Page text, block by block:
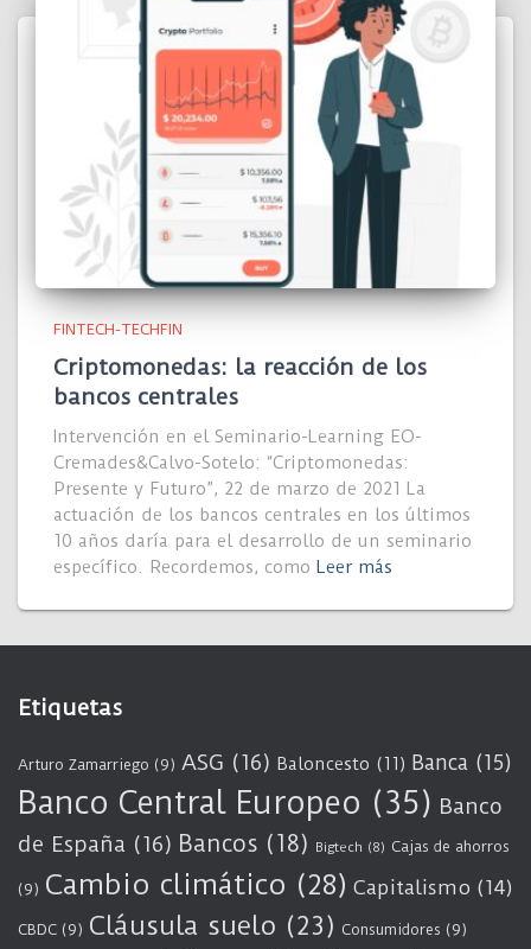
FINTECH-TECHFIN
Criptomonedas: la reacción de los
bancos centrales
Intervención en el Seminario-Learning EO-
Cremades&Calvo-Sotelo: “Criptomonedas:
Presente y Futuro”, 22 de marzo de 2021 La
actuación de los bancos centrales en los últimos
10 años daría para el desarrollo de un seminario
específico. Recordemos, como Leer más
Etiquetas
Arturo Zamarriego (9) ASG (16) Baloncesto (11) Banca (15)
Banco Central Europeo (35) Banco
de España (16) Bancos (18) Bigtech (8) Cajas de ahorros
(9) Cambio climático (28) Capitalismo (14)
CBDC (9) Cláusula suelo (23) Consumidores (9)